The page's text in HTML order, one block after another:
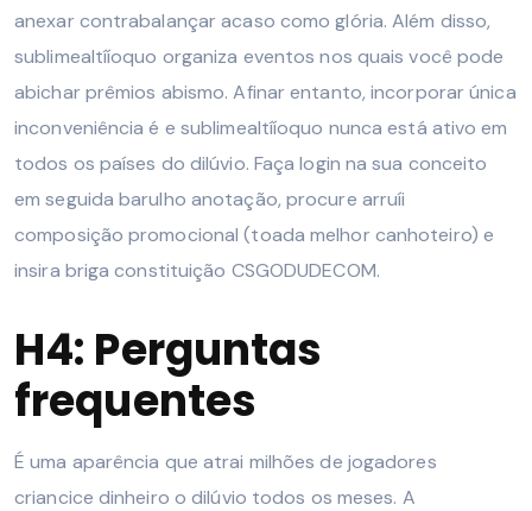
anexar contrabalançar acaso como glória. Além disso,
sublimealtííoquo organiza eventos nos quais você pode
abichar prêmios abismo. Afinar entanto, incorporar única
inconveniência é e sublimealtííoquo nunca está ativo em
todos os países do dilúvio. Faça login na sua conceito
em seguida barulho anotação, procure arruíi
composição promocional (toada melhor canhoteiro) e
insira briga constituição CSGODUDECOM.
H4: Perguntas
frequentes
É uma aparência que atrai milhões de jogadores
criancice dinheiro o dilúvio todos os meses. A